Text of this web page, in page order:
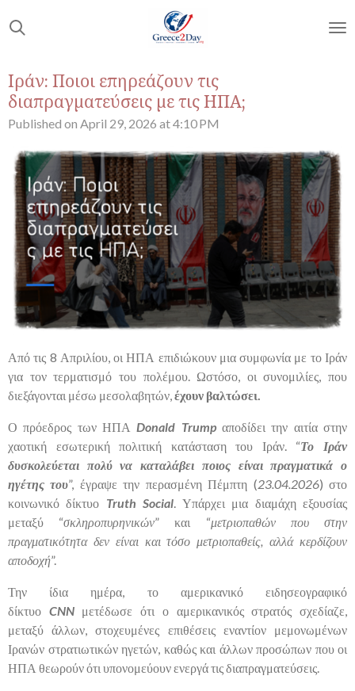
to
content
Ιράν: Ποιοι επηρεάζουν τις
διαπραγματεύσεις με τις ΗΠΑ;
Published on April 29, 2026 at 4:10 PM
Από τις 8 Απριλίου, οι ΗΠΑ επιδιώκουν μια συμφωνία με το Ιράν
για τον τερματισμό του πολέμου. Ωστόσο, οι συνομιλίες, που
διεξάγονται μέσω μεσολαβητών,έχουν βαλτώσει.
Ο πρόεδρος των ΗΠΑ Donald Trump αποδίδει την αιτία στην
χαοτική εσωτερική πολιτική κατάσταση του Ιράν. “Το Ιράν
δυσκολεύεται πολύ να καταλάβει ποιος είναι πραγματικά ο
ηγέτης του”, έγραψε την περασμένη Πέμπτη (23.04.2026) στο
κοινωνικό δίκτυο Truth Social. Υπάρχει μια διαμάχη εξουσίας
μεταξύ “σκληροπυρηνικών” και “μετριοπαθών που στην
πραγματικότητα δεν είναι και τόσο μετριοπαθείς, αλλά κερδίζουν
αποδοχή”.
Την ίδια ημέρα, το αμερικανικό ειδησεογραφικό
δίκτυο CNN μετέδωσε ότι ο αμερικανικός στρατός σχεδίαζε,
μεταξύ άλλων, στοχευμένες επιθέσεις εναντίον μεμονωμένων
Ιρανών στρατιωτικών ηγετών, καθώς και άλλων προσώπων που οι
ΗΠΑ θεωρούν ότι υπονομεύουν ενεργά τις διαπραγματεύσεις.